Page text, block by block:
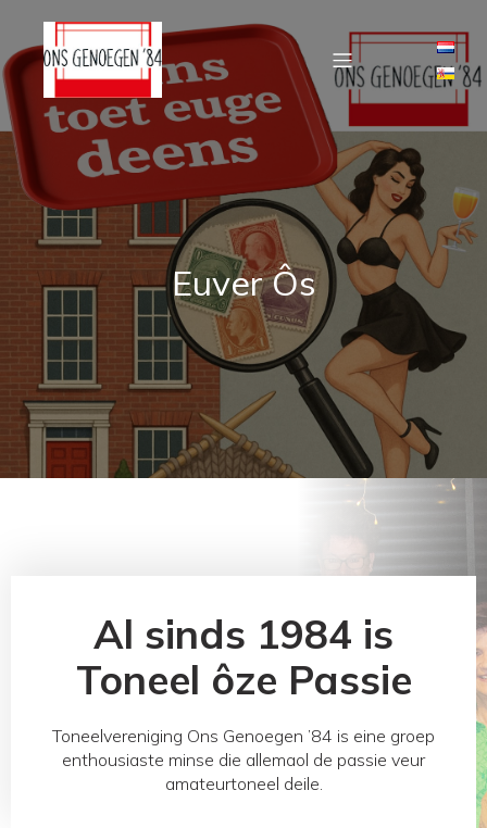
Euver Ôs
Al sinds 1984 is
Toneel ôze Passie
Toneelvereniging Ons Genoegen ’84 is eine groep
enthousiaste minse die allemaol de passie veur
amateurtoneel deile.